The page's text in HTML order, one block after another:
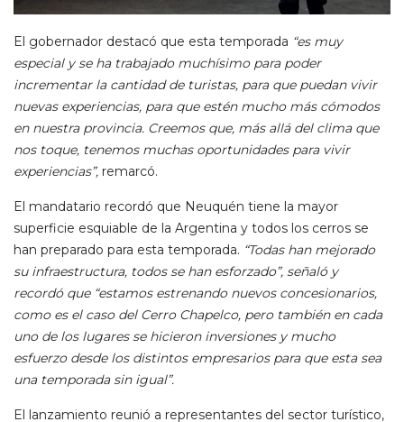
El gobernador destacó que esta temporada “es muy
especial y se ha trabajado muchísimo para poder
incrementar la cantidad de turistas, para que puedan vivir
nuevas experiencias, para que estén mucho más cómodos
en nuestra provincia. Creemos que, más allá del clima que
nos toque, tenemos muchas oportunidades para vivir
experiencias”, remarcó.
El mandatario recordó que Neuquén tiene la mayor
superficie esquiable de la Argentina y todos los cerros se
han preparado para esta temporada. “Todas han mejorado
su infraestructura, todos se han esforzado”, señaló y
recordó que “estamos estrenando nuevos concesionarios,
como es el caso del Cerro Chapelco, pero también en cada
uno de los lugares se hicieron inversiones y mucho
esfuerzo desde los distintos empresarios para que esta sea
una temporada sin igual”.
El lanzamiento reunió a representantes del sector turístico,